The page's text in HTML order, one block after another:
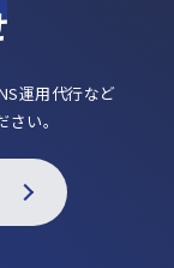
運用代行など
い。